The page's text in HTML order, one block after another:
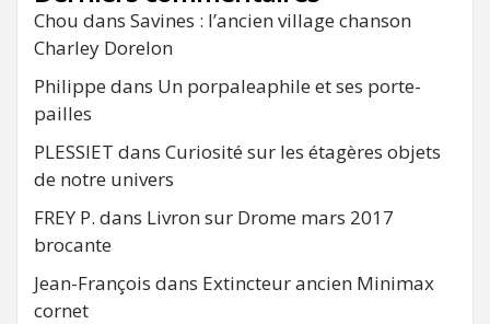
Chou dans Savines : l’ancien village chanson
Charley Dorelon
Philippe dans Un porpaleaphile et ses porte-
pailles
PLESSIET dans Curiosité sur les étagères objets
de notre univers
FREY P. dans Livron sur Drome mars 2017
brocante
Jean-François dans Extincteur ancien Minimax
cornet